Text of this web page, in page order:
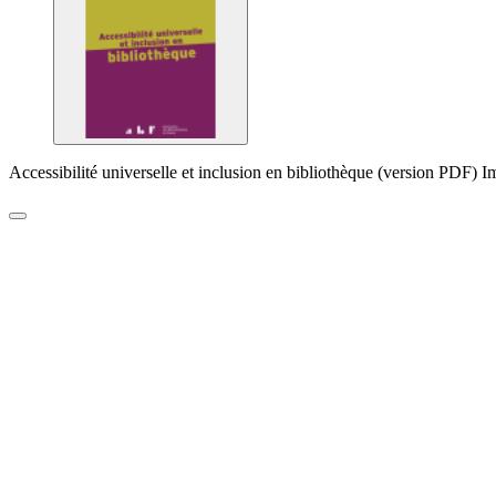
Accessibilité universelle et inclusion en bibliothèque (version PDF)